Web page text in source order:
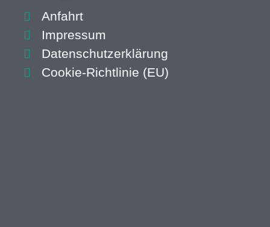
Anfahrt
Impressum
Datenschutzerklärung
Cookie-Richtlinie (EU)